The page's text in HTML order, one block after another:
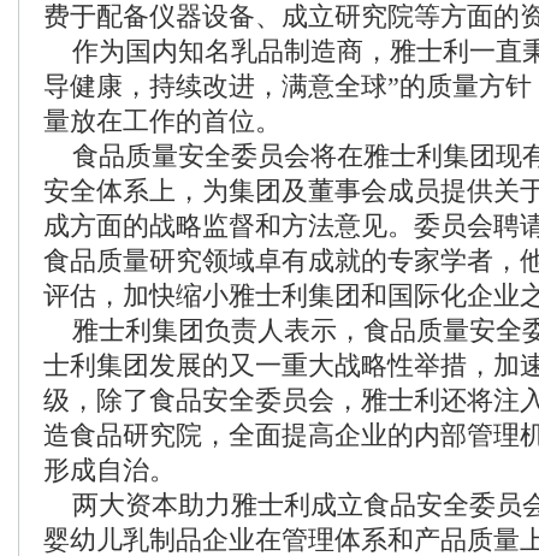
费于配备仪器设备、成立研究院等方面的
作为国内知名乳品制造商，雅士利一直
导健康，持续改进，满意全球”的质量方
量放在工作的首位。
食品质量安全委员会将在雅士利集团现
安全体系上，为集团及董事会成员提供关
成方面的战略监督和方法意见。委员会聘
食品质量研究领域卓有成就的专家学者，
评估，加快缩小雅士利集团和国际化企业
雅士利集团负责人表示，食品质量安全
士利集团发展的又一重大战略性举措，加
级，除了食品安全委员会，雅士利还将注
造食品研究院，全面提高企业的内部管理
形成自治。
两大资本助力雅士利成立食品安全委员
婴幼儿乳制品企业在管理体系和产品质量